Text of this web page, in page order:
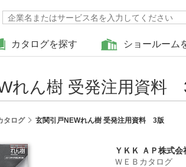
カタログを探す ショールーム
れん樹 受発注用資料
タログ 玄関引戸NEWれん樹 受発注用資料 3版
ＹＫＫ ＡＰ株式会
ＷＥＢカタログ